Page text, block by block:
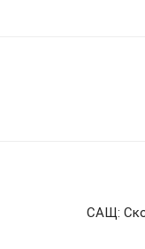
САЩ: